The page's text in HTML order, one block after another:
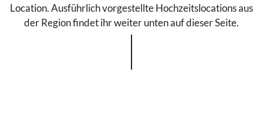
Location. Ausführlich vorgestellte Hochzeitslocations aus
der Region findet ihr weiter unten auf dieser Seite.